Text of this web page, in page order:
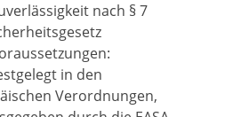
nach § 7
in den
Verordnungen,